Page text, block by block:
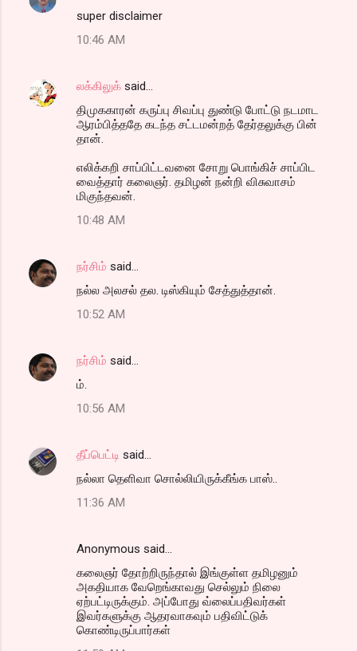
super disclaimer
10:46 AM
லக்கிலுக் said…
திமுககாரன் கருப்பு சிவப்பு துண்டு போட்டு நடமாட
ஆரம்பித்ததே கடந்த சட்டமன்றத் தேர்தலுக்கு பின்
தான்.
எலிக்கறி சாப்பிட்டவனை சோறு பொங்கிச் சாப்பிட
வைத்தார் கலைஞர். தமிழன் நன்றி விசுவாசம்
மிகுந்தவன்.
10:48 AM
நர்சிம் said…
நல்ல அலசல் தல. டிஸ்கியும் சேத்துத்தான்.
10:52 AM
நர்சிம் said…
ம்.
10:56 AM
தீப்பெட்டி said…
நல்லா தெளிவா சொல்லியிருக்கீங்க பாஸ்..
11:36 AM
Anonymous said…
கலைஞர் தோற்றிருந்தால் இங்குள்ள தமிழனும்
அகதியாக வேறெங்காவது செல்லும் நிலை
ஏற்பட்டிருக்கும். அப்போது வ்லைப்பதிவர்கள்
இவர்களுக்கு ஆதரவாகவும் பதிவிட்டுக்
கொண்டிருப்பார்கள்